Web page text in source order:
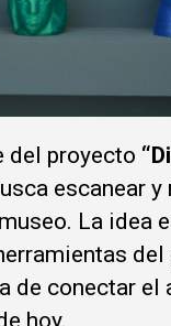
del proyecto
escanear
La idea
del
de conectar el
hoy.